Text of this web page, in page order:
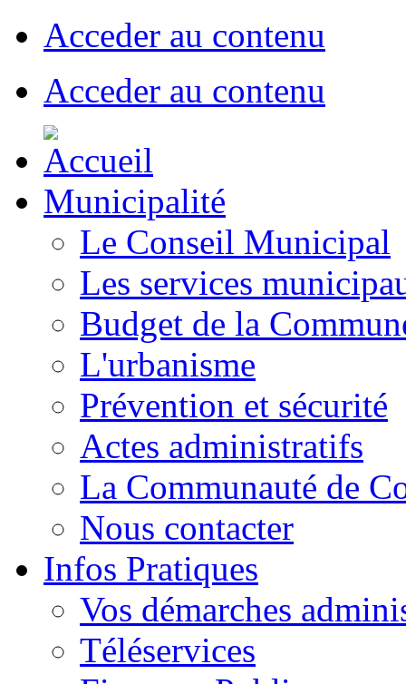
Acceder au contenu
Acceder au contenu
Municipalité
Le Conseil Municipal
Les services
Budget de la
L'urbanisme
Prévention et sécurité
Actes administratifs
La Communauté de
Nous contacter
Infos Pratiques
Vos démarches
Téléservices